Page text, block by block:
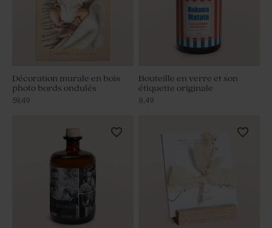
Décoration murale en bois
photo bords ondulés
59,49
Bouteille en verre et son
étiquette originale
8,49